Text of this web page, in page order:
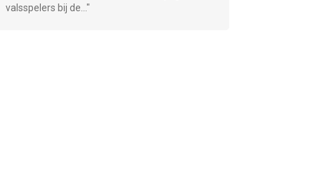
valsspelers bij de... "